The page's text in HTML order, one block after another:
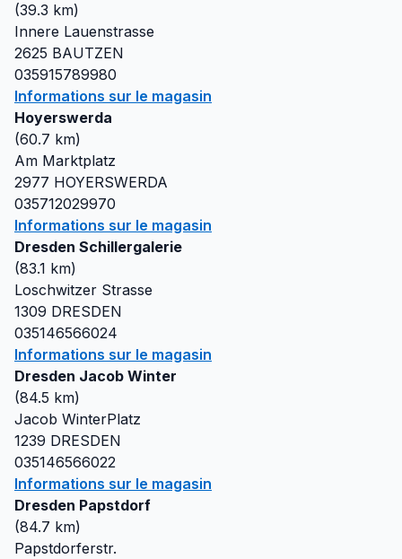
(39.3 km)
Innere Lauenstrasse
2625 BAUTZEN
035915789980
Informations sur le magasin
Hoyerswerda
(60.7 km)
Am Marktplatz
2977 HOYERSWERDA
035712029970
Informations sur le magasin
Dresden Schillergalerie
(83.1 km)
Loschwitzer Strasse
1309 DRESDEN
035146566024
Informations sur le magasin
Dresden Jacob Winter
(84.5 km)
Jacob WinterPlatz
1239 DRESDEN
035146566022
Informations sur le magasin
Dresden Papstdorf
(84.7 km)
Papstdorferstr.